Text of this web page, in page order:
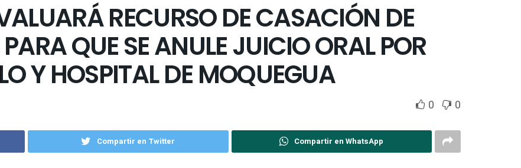
RECURSO DE CASACIÓN DE
QUE SE ANULE JUICIO ORAL POR
Y HOSPITAL DE MOQUEGUA
0 0
Compartir en Twitter Compartir en WhatsApp